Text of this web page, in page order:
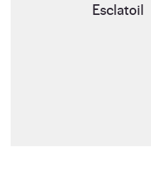
Esclatoil